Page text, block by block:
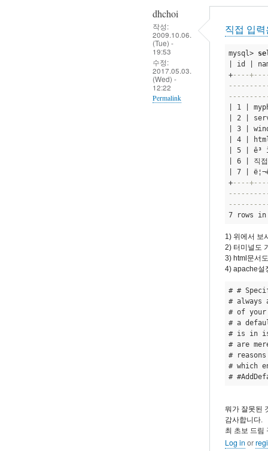
dhchoi
작성:
2009.10.06.
(Tue) -
19:53
수정:
2017.05.03.
(Wed) -
12:22
Permalink
직접 입
mysql>
| id |
+----
| 1 |
| 2 |
| 3 |
| 4 |
| 5 | ê³
| 6 | 직
| 7 |
+----
7 rows
1) 위에서 보
2) 터미널도
3) html문서
4) apache설
# #
#
# of
# a
# is in
# are
#
# which
#
뭐가 잘못된
감사합니다.
최 초보 드림
Log in or